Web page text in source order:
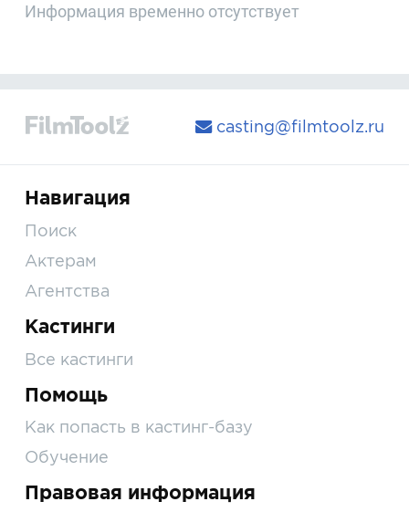
Информация временно отсутствует
casting@filmtoolz.ru
Навигация
Поиск
Актерам
Агентства
Кастинги
Все кастинги
Помощь
Как попасть в кастинг-базу
Обучение
Правовая информация